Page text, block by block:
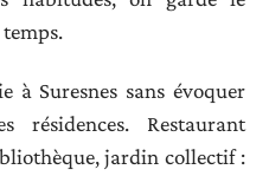
Suresnes sans évoquer
résidences. Restaurant
jardin collectif :